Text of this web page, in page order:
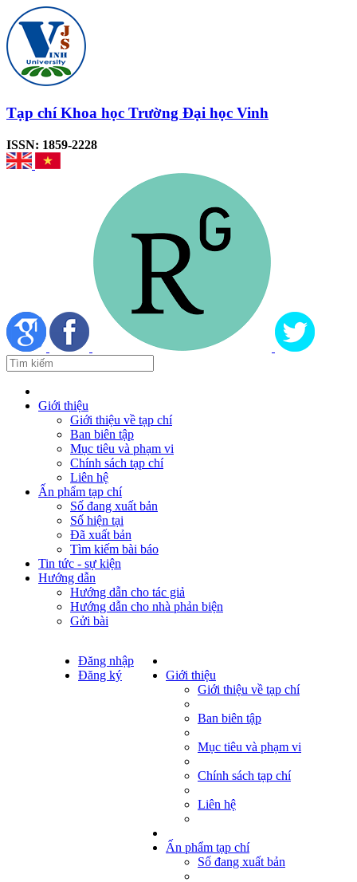
Tạp chí Khoa học Trường Đại học Vinh
ISSN: 1859-2228
Giới thiệu
Giới thiệu về tạp chí
Ban biên tập
Mục tiêu và phạm vi
Chính sách tạp chí
Liên hệ
Ấn phẩm tạp chí
Số đang xuất bản
Số hiện tại
Đã xuất bản
Tìm kiếm bài báo
Tin tức - sự kiện
Hướng dẫn
Hướng dẫn cho tác giả
Hướng dẫn cho nhà phản biện
Gửi bài
Giới thiệu
Giới thiệu về tạp chí
Ban biên tập
Mục tiêu và phạm vi
Chính sách tạp chí
Liên hệ
Ấn phẩm tạp chí
Số đang xuất bản
Đăng nhập
Đăng ký